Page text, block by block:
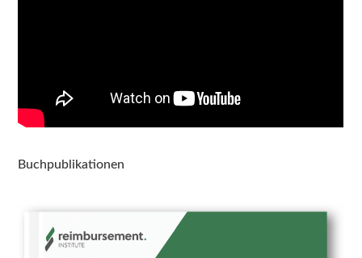
Buchpublikationen